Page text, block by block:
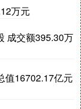
万元
成交额395.30万
值16702.17亿元